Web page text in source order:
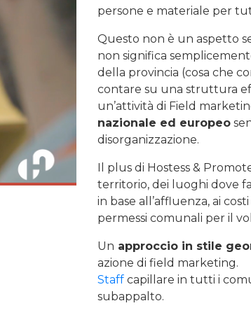
persone e materiale per
Questo non è un aspetto
non significa
della provincia (cosa che
contare su una struttura
un’attività di Field
nazionale ed europeo
disorganizzazione.
Il plus di Hostess &
territorio, dei luoghi dove
in base all’affluenza, ai
permessi comunali per il
Un approccio in stile
azione di field marketing.
Staff capillare in tutti i
subappalto.